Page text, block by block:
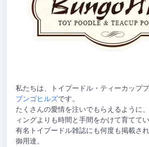
私たちは、トイプードル・ティーカップ
ブンゴヒルズです。
たくさんの愛情を注いでもらえるように
ィングよりも時間と手間をかけて育ててい
有名トイプードル雑誌にも何度も掲載さ
御用達。